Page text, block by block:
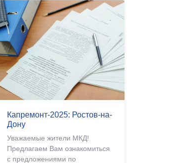
Капремонт-2025: Ростов-на-
Дону
Уважаемые жители МКД!
Предлагаем Вам ознакомиться
с предложениями по